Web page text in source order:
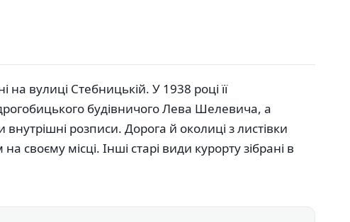
на вулиці Стебницькій. У 1938 році її
будівничого Лева Шелевича, а
внутрішні розписи. Дорога й околиці з листівки
своєму місці. Інші старі види курорту зібрані в